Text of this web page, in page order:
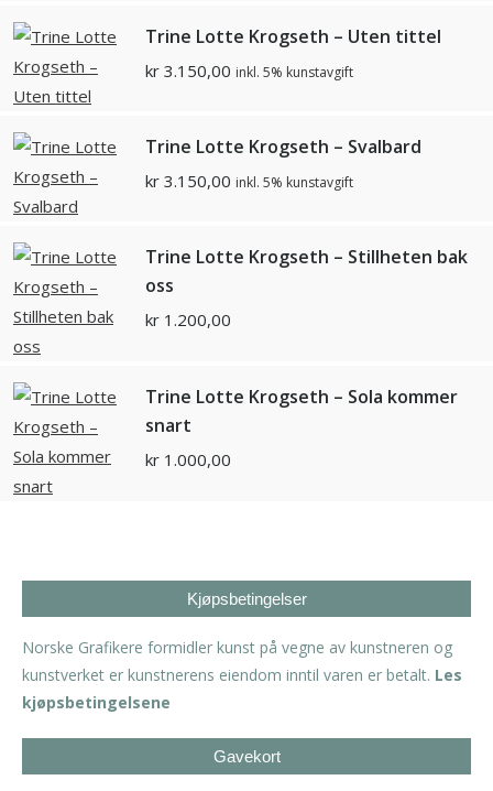
Trine Lotte Krogseth – Uten tittel
kr 3.150,00 inkl. 5% kunstavgift
Trine Lotte Krogseth – Svalbard
kr 3.150,00 inkl. 5% kunstavgift
Trine Lotte Krogseth – Stillheten bak
oss
kr 1.200,00
Trine Lotte Krogseth – Sola kommer
snart
kr 1.000,00
Kjøpsbetingelser
Norske Grafikere formidler kunst på vegne av kunstneren og
kunstverket er kunstnerens eiendom inntil varen er betalt. Les
kjøpsbetingelsene
Gavekort